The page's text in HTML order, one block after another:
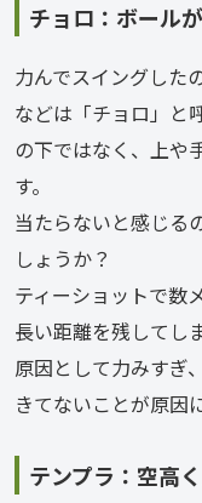
チョロ：ボール
力んでスイングした
などは「チョロ」と
の下ではなく、上や
す。
当たらないと感じる
しょうか？
ティーショットで数
長い距離を残してし
原因として力みすぎ
きてないことが原因
テンプラ：空高